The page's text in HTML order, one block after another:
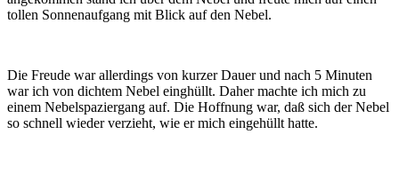
tollen Sonnenaufgang mit Blick auf den Nebel.
Die Freude war allerdings von kurzer Dauer und nach 5 Minuten
war ich von dichtem Nebel einghüllt. Daher machte ich mich zu
einem Nebelspaziergang auf. Die Hoffnung war, daß sich der Nebel
so schnell wieder verzieht, wie er mich eingehüllt hatte.